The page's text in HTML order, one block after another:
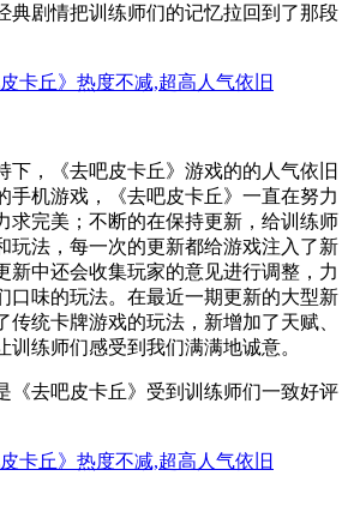
典剧情把训练师们的记忆拉回到了那段
下，《去吧皮卡丘》游戏的的人气依旧
手机游戏，《去吧皮卡丘》一直在努力
求完美；不断的在保持更新，给训练师
玩法，每一次的更新都给游戏注入了新
新中还会收集玩家的意见进行调整，力
口味的玩法。在最近一期更新的大型新
传统卡牌游戏的玩法，新增加了天赋、
训练师们感受到我们满满地诚意。
《去吧皮卡丘》受到训练师们一致好评